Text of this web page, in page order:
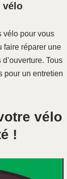
vélo
vélo pour vous
faire réparer une
Tous
pour un entretien
vélo
!